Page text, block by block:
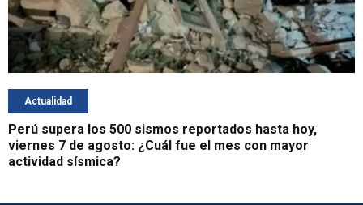
Actualidad
Perú supera los 500 sismos reportados hasta hoy,
viernes 7 de agosto: ¿Cuál fue el mes con mayor
actividad sísmica?